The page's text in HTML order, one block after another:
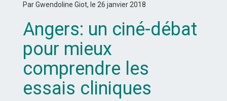
Par Gwendoline Giot, le 26 janvier 2018
Angers: un ciné-débat
pour mieux
comprendre les
essais cliniques